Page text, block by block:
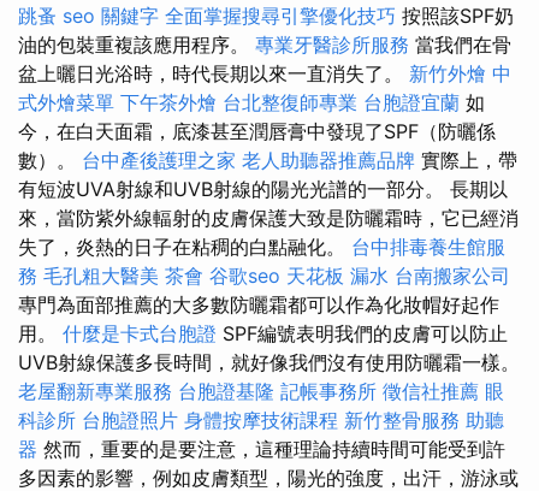
跳蚤 seo 關鍵字 全面掌握搜尋引擎優化技巧 按照該SPF奶
油的包裝重複該應用程序。 專業牙醫診所服務 當我們在骨
盆上曬日光浴時，時代長期以來一直消失了。 新竹外燴 中
式外燴菜單 下午茶外燴 台北整復師專業 台胞證宜蘭 如
今，在白天面霜，底漆甚至潤唇膏中發現了SPF（防曬係
數）。 台中產後護理之家 老人助聽器推薦品牌 實際上，帶
有短波UVA射線和UVB射線的陽光光譜的一部分。 長期以
來，當防紫外線輻射的皮膚保護大致是防曬霜時，它已經消
失了，炎熱的日子在粘稠的白點融化。 台中排毒養生館服
務 毛孔粗大醫美 茶會 谷歌seo 天花板 漏水 台南搬家公司
專門為面部推薦的大多數防曬霜都可以作為化妝帽好起作
用。 什麼是卡式台胞證 SPF編號表明我們的皮膚可以防止
UVB射線保護多長時間，就好像我們沒有使用防曬霜一樣。
老屋翻新專業服務 台胞證基隆 記帳事務所 徵信社推薦 眼
科診所 台胞證照片 身體按摩技術課程 新竹整骨服務 助聽
器 然而，重要的是要注意，這種理論持續時間可能受到許
多因素的影響，例如皮膚類型，陽光的強度，出汗，游泳或